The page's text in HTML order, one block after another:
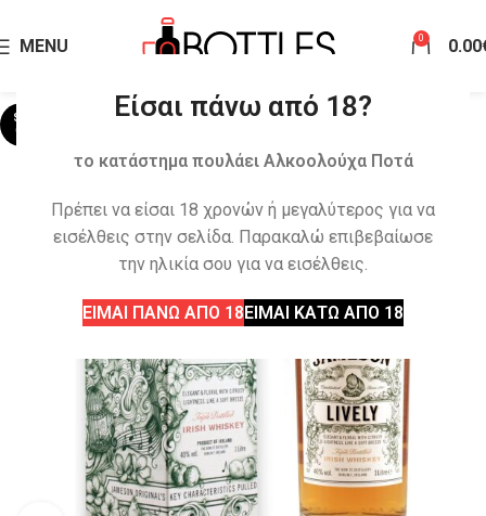
Είσαι πάνω από 18?
το κατάστημα πουλάει Αλκοολούχα Ποτά
Πρέπει να είσαι 18 χρονών ή μεγαλύτερος για να
εισέλθεις στην σελίδα. Παρακαλώ επιβεβαίωσε
την ηλικία σου για να εισέλθεις.
ΕΙΜΑΙ ΠΑΝΩ ΑΠΟ 18ΕΙΜΑΙ ΚΑΤΩ ΑΠΟ 18
MENU 0 0.00
SOLD
OUT